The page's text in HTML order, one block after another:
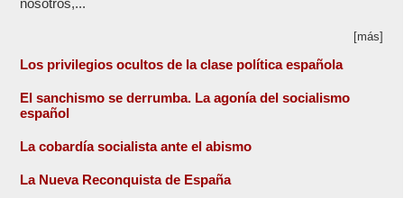
[más]
Los privilegios ocultos de la clase política española
El sanchismo se derrumba. La agonía del socialismo
español
La cobardía socialista ante el abismo
La Nueva Reconquista de España